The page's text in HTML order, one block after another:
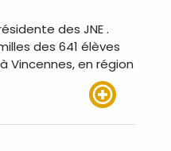
des JNE .
des 641 élèves
Vincennes, en région